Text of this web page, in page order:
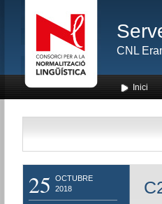
CNL
Inici
25
OCTUBRE
2018